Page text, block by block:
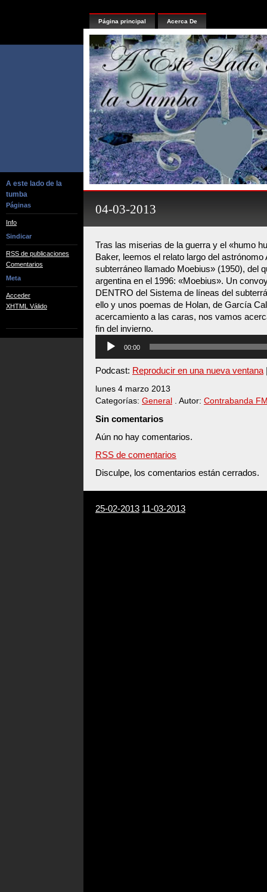
A este lado de la
tumba
Páginas
Info
Sindicar
RSS de publicaciones
Comentarios
Meta
Acceder
XHTML Válido
Página principal Acerca De
04-03-2013
Tras las miserias de la guerra y el «humo
Baker, leemos el relato largo del
subterráneo llamado Moebius» (1950), del
argentina en el 1996: «Moebius». Un
DENTRO del Sistema de líneas del
ello y unos poemas de Holan, de García
acercamiento a las caras, nos vamos
fin del invierno.
Reproductor
audio
00:00
Podcast: Reproducir en una nueva ventana
lunes 4 marzo 2013
Categorías: General . Autor: Contrabanda
Sin comentarios
Aún no hay comentarios.
RSS de comentarios
Disculpe, los comentarios están cerrados.
25-02-2013 11-03-2013